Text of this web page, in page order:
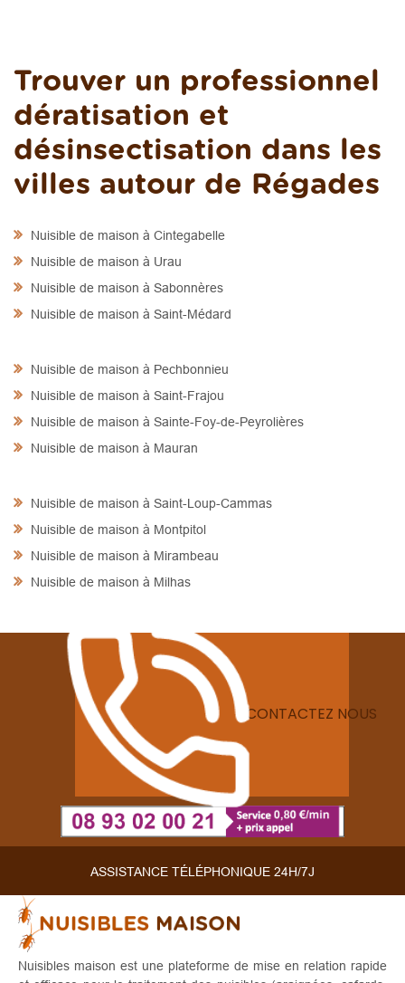
Trouver un professionnel
dératisation et
désinsectisation dans les
villes autour de Régades
Nuisible de maison à Cintegabelle
Nuisible de maison à Urau
Nuisible de maison à Sabonnères
Nuisible de maison à Saint-Médard
Nuisible de maison à Pechbonnieu
Nuisible de maison à Saint-Frajou
Nuisible de maison à Sainte-Foy-de-Peyrolières
Nuisible de maison à Mauran
Nuisible de maison à Saint-Loup-Cammas
Nuisible de maison à Montpitol
Nuisible de maison à Mirambeau
Nuisible de maison à Milhas
CONTACTEZ NOUS
ASSISTANCE TÉLÉPHONIQUE 24H/7J
Nuisibles maison est une plateforme de mise en relation rapide